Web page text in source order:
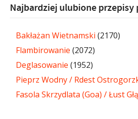
Najbardziej ulubione przepisy
Bakłażan Wietnamski (2170)
Flambirowanie (2072)
Deglasowanie (1952)
Pieprz Wodny / Rdest
Fasola Skrzydlata (Goa) / Łust